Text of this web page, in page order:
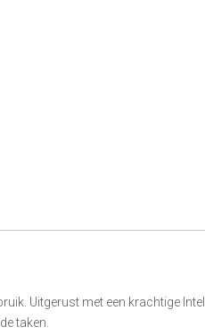
Uitgerust met een krachtige Intel
taken.